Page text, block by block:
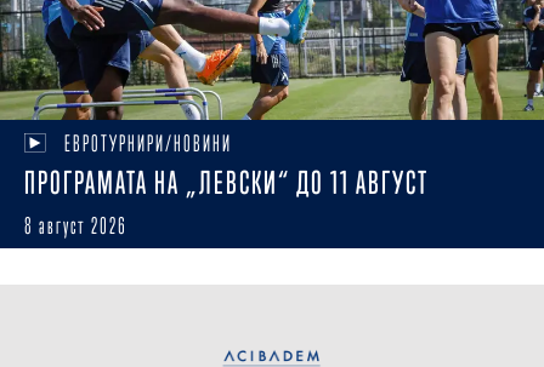
ЕВРОТУРНИРИ/НОВИНИ
ПРОГРАМАТА НА „ЛЕВСКИ“ ДО 11 АВГУСТ
8 август 2026